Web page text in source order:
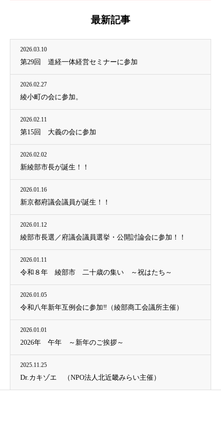
最新記事
2026.03.10
第29回 道経一体経営セミナーに参加
2026.02.27
綾小町の会に参加。
2026.02.11
第15回 大義の会に参加
2026.02.02
新綾部市長が誕生！！
2026.01.16
新京都府議会議員が誕生！！
2026.01.12
綾部市長選／府議会議員選挙・公開討論会に参加！！
2026.01.11
令和８年 綾部市 二十歳の集い ～祝はたち～
2026.01.05
令和八年新年互例会に参加‼（綾部商工会議所主催）
2026.01.01
2026年 午年 ～新年のご挨拶～
2025.11.25
Dr.カキゾエ （NPO法人北近畿みらい主催）